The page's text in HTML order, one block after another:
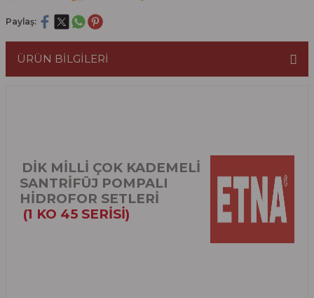
Paylaş:
ÜRÜN BİLGİLERİ
DİK MİLLİ ÇOK KADEMELİ
SANTRİFÜJ POMPALI
HİDROFOR SETLERİ
(1 KO 45 SERİSİ)